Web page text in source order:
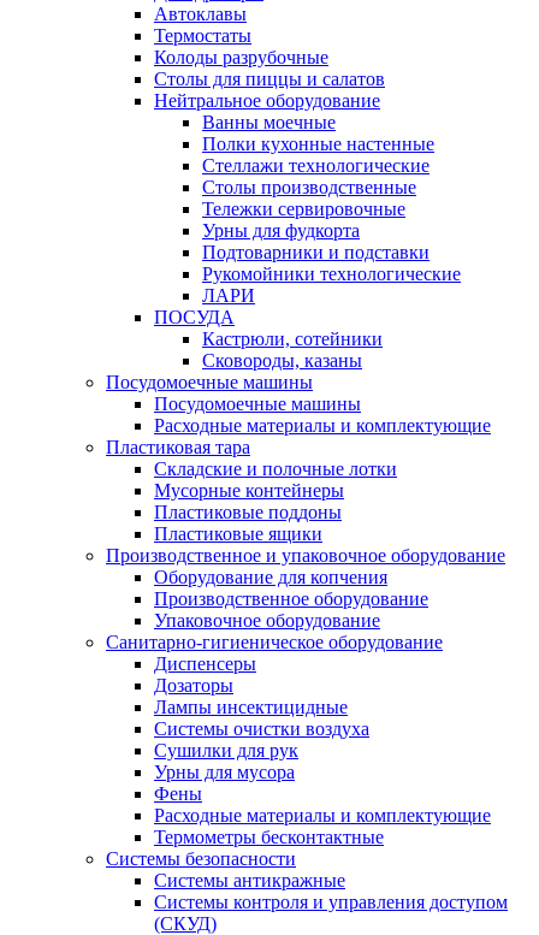
Автоклавы
Термостаты
Колоды разрубочные
Столы для пиццы и салатов
Нейтральное оборудование
Ванны моечные
Полки кухонные настенные
Стеллажи технологические
Столы производственные
Тележки сервировочные
Урны для фудкорта
Подтоварники и подставки
Рукомойники технологические
ЛАРИ
ПОСУДА
Кастрюли, сотейники
Сковороды, казаны
Посудомоечные машины
Посудомоечные машины
Расходные материалы и комплектующие
Пластиковая тара
Складские и полочные лотки
Мусорные контейнеры
Пластиковые поддоны
Пластиковые ящики
Производственное и упаковочное оборудование
Оборудование для копчения
Производственное оборудование
Упаковочное оборудование
Санитарно-гигиеническое оборудование
Диспенсеры
Дозаторы
Лампы инсектицидные
Системы очистки воздуха
Сушилки для рук
Урны для мусора
Фены
Расходные материалы и комплектующие
Термометры бесконтактные
Системы безопасности
Системы антикражные
Системы контроля и управления доступом
(СКУД)